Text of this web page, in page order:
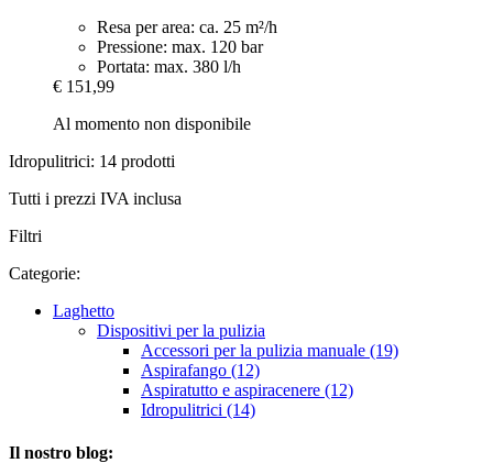
Resa per area: ca. 25 m²/h
Pressione: max. 120 bar
Portata: max. 380 l/h
€ 151,99
Al momento non disponibile
Idropulitrici: 14 prodotti
Tutti i prezzi IVA inclusa
Filtri
Categorie:
Laghetto
Dispositivi per la pulizia
Accessori per la pulizia manuale (19)
Aspirafango (12)
Aspiratutto e aspiracenere (12)
Idropulitrici (14)
Il nostro blog: